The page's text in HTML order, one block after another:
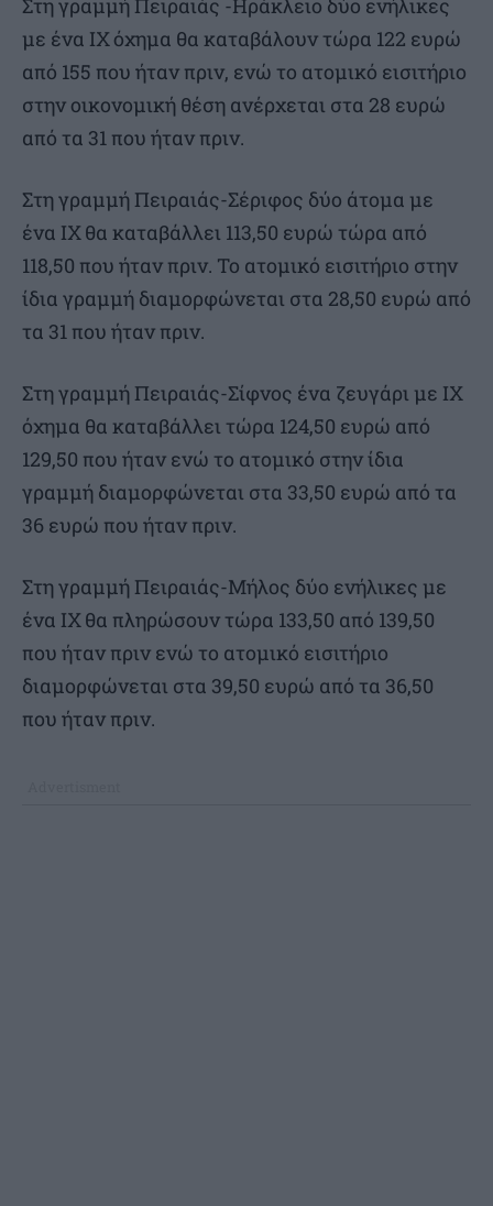
Στη γραμμή Πειραιάς -Ηράκλειο δύο ενήλικες
με ένα ΙΧ όχημα θα καταβάλουν τώρα 122 ευρώ
από 155 που ήταν πριν, ενώ το ατομικό εισιτήριο
στην οικονομική θέση ανέρχεται στα 28 ευρώ
από τα 31 που ήταν πριν.
Στη γραμμή Πειραιάς-Σέριφος δύο άτομα με
ένα ΙΧ θα καταβάλλει 113,50 ευρώ τώρα από
118,50 που ήταν πριν. Το ατομικό εισιτήριο στην
ίδια γραμμή διαμορφώνεται στα 28,50 ευρώ από
τα 31 που ήταν πριν.
Στη γραμμή Πειραιάς-Σίφνος ένα ζευγάρι με ΙΧ
όχημα θα καταβάλλει τώρα 124,50 ευρώ από
129,50 που ήταν ενώ το ατομικό στην ίδια
γραμμή διαμορφώνεται στα 33,50 ευρώ από τα
36 ευρώ που ήταν πριν.
Στη γραμμή Πειραιάς-Μήλος δύο ενήλικες με
ένα ΙΧ θα πληρώσουν τώρα 133,50 από 139,50
που ήταν πριν ενώ το ατομικό εισιτήριο
διαμορφώνεται στα 39,50 ευρώ από τα 36,50
που ήταν πριν.